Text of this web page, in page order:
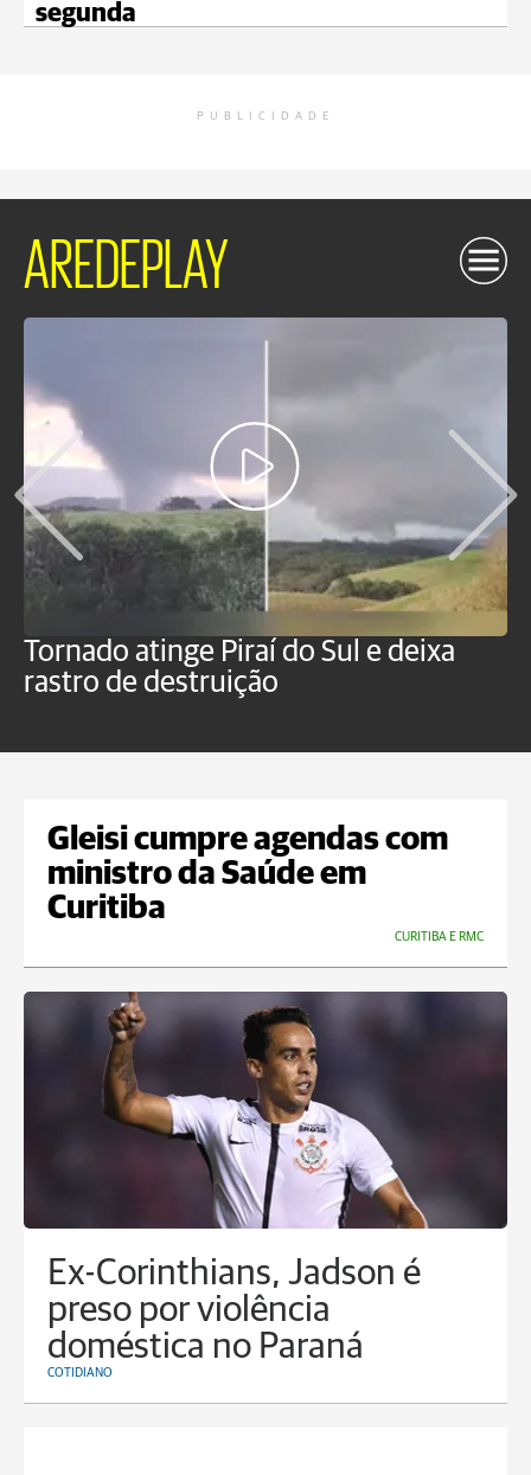
segunda
PUBLICIDADE
AREDEPLAY
Tornado atinge Piraí do Sul e deixa
rastro de destruição
Gleisi cumpre agendas com
ministro da Saúde em
Curitiba
CURITIBA E RMC
Ex-Corinthians, Jadson é
preso por violência
doméstica no Paraná
COTIDIANO